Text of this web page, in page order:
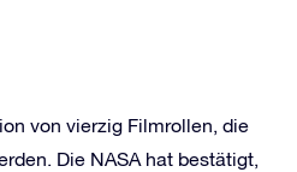
von vierzig Filmrollen, die
Die NASA hat bestätigt,